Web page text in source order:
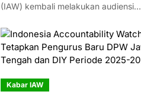
(IAW) kembali melakukan audiensi…
Kabar IAW